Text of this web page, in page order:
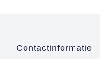
Contactinformatie